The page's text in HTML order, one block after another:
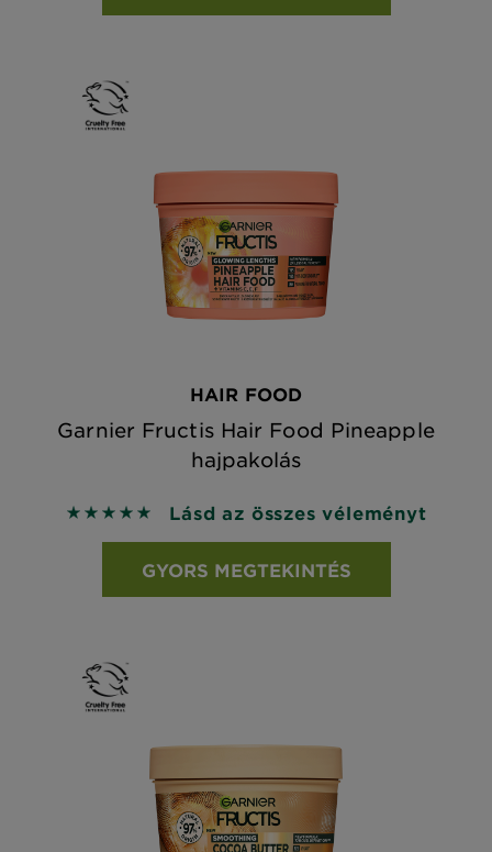
HAIR FOOD
Garnier Fructis Hair Food Pineapple
hajpakolás
5 out of 5 stars based on reviews
Lásd az összes véleményt
GYORS MEGTEKINTÉS